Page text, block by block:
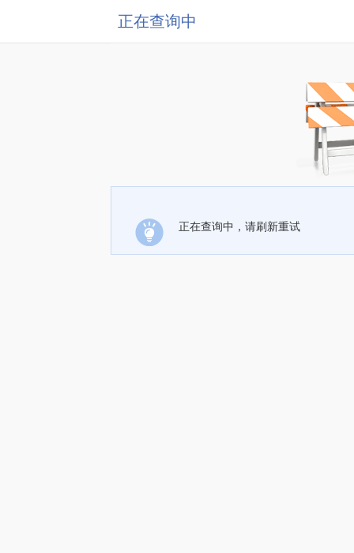
正在查询中
正在查询中，请刷新重试